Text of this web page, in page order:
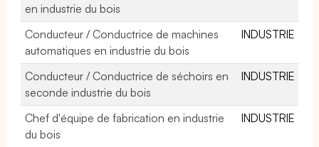
en industrie du bois
Conducteur / Conductrice de machines
automatiques en industrie du bois
INDUSTRIE
Conducteur / Conductrice de séchoirs en
seconde industrie du bois
INDUSTRIE
Chef d'équipe de fabrication en industrie
du bois
INDUSTRIE